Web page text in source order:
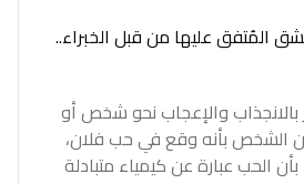
المُتفق عليها من قبل الخبراء..
والإعجاب نحو شخص أو
بأنه وقع في حب فلان،
الحب عبارة عن كيمياء متبادلة